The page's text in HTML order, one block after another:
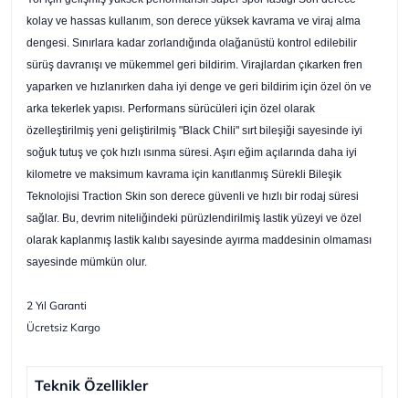
kolay ve hassas kullanım, son derece yüksek kavrama ve viraj alma
dengesi. Sınırlara kadar zorlandığında olağanüstü kontrol edilebilir
sürüş davranışı ve mükemmel geri bildirim. Virajlardan çıkarken fren
yaparken ve hızlanırken daha iyi denge ve geri bildirim için özel ön ve
arka tekerlek yapısı. Performans sürücüleri için özel olarak
özelleştirilmiş yeni geliştirilmiş "Black Chili" sırt bileşiği sayesinde iyi
soğuk tutuş ve çok hızlı ısınma süresi. Aşırı eğim açılarında daha iyi
kilometre ve maksimum kavrama için kanıtlanmış Sürekli Bileşik
Teknolojisi Traction Skin son derece güvenli ve hızlı bir rodaj süresi
sağlar. Bu, devrim niteliğindeki pürüzlendirilmiş lastik yüzeyi ve özel
olarak kaplanmış lastik kalıbı sayesinde ayırma maddesinin olmaması
sayesinde mümkün olur.
2 Yıl Garanti
Ücretsiz Kargo
Teknik Özellikler